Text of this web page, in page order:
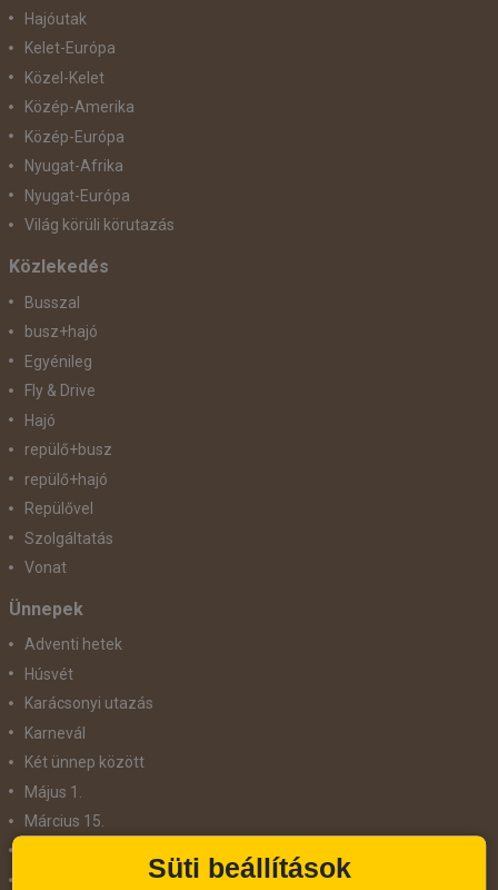
Hajóutak
Kelet-Európa
Közel-Kelet
Közép-Amerika
Közép-Európa
Nyugat-Afrika
Nyugat-Európa
Világ körüli körutazás
Közlekedés
Busszal
busz+hajó
Egyénileg
Fly & Drive
Hajó
repülő+busz
repülő+hajó
Repülővel
Szolgáltatás
Vonat
Ünnepek
Adventi hetek
Húsvét
Karácsonyi utazás
Karnevál
Két ünnep között
Május 1.
Március 15.
Süti beállítások